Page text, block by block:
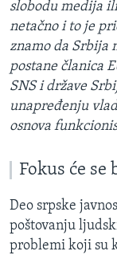
slobodu medija
netačno i to je
znamo da Srbija
postane članica
SNS i države
unapređenju
osnova
Fokus će
Deo srpske
poštovanju
problemi koji su